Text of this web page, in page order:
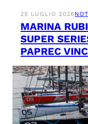
25 LUGLIO 2026
MARINA
SUPER
PAPREC